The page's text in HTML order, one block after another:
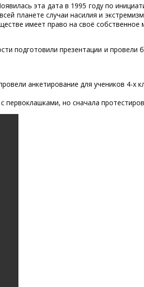
эта дата в 1995 году по
планете случаи насилия и
имеет право на своё
подготовили презентации и
анкетирование для учеников 4-х
но сначала